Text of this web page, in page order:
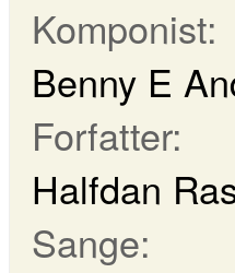
Komponist:
Benny E
Forfatter:
Halfdan
Sange: